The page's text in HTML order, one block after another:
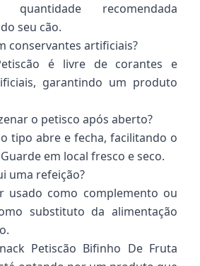
recomendada
seu cão.
conservantes artificiais?
é livre de corantes e
garantindo um produto
o petisco após aberto?
tipo abre e fecha, facilitando o
em local fresco e seco.
uma refeição?
usado como complemento ou
substituto da alimentação
Petiscão Bifinho De Fruta